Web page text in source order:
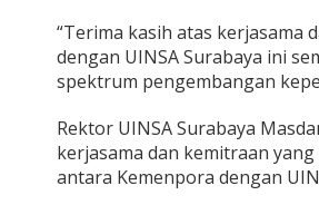
“Terima kasih atas kerjasama
dengan UINSA Surabaya ini
spektrum pengembangan
Rektor UINSA Surabaya
kerjasama dan kemitraan
antara Kemenpora dengan